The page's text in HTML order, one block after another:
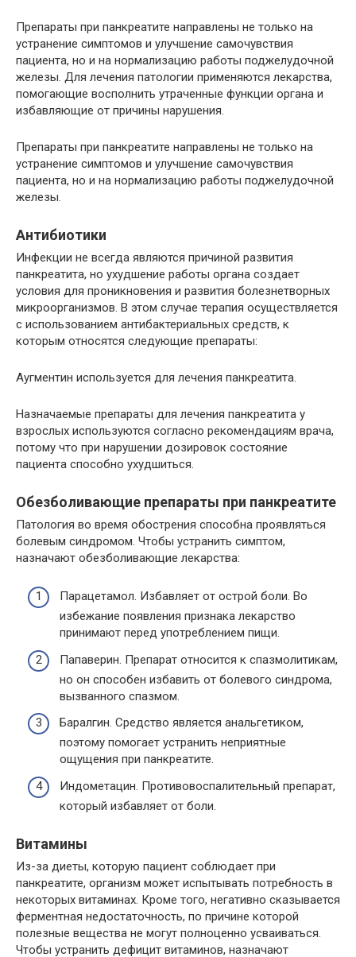
Препараты при панкреатите направлены не только на
устранение симптомов и улучшение самочувствия
пациента, но и на нормализацию работы поджелудочной
железы. Для лечения патологии применяются лекарства,
помогающие восполнить утраченные функции органа и
избавляющие от причины нарушения.
Препараты при панкреатите направлены не только на
устранение симптомов и улучшение самочувствия
пациента, но и на нормализацию работы поджелудочной
железы.
Антибиотики
Инфекции не всегда являются причиной развития
панкреатита, но ухудшение работы органа создает
условия для проникновения и развития болезнетворных
микроорганизмов. В этом случае терапия осуществляется
с использованием антибактериальных средств, к
которым относятся следующие препараты:
Аугментин используется для лечения панкреатита.
Назначаемые препараты для лечения панкреатита у
взрослых используются согласно рекомендациям врача,
потому что при нарушении дозировок состояние
пациента способно ухудшиться.
Обезболивающие препараты при панкреатите
Патология во время обострения способна проявляться
болевым синдромом. Чтобы устранить симптом,
назначают обезболивающие лекарства:
Парацетамол. Избавляет от острой боли. Во
избежание появления признака лекарство
принимают перед употреблением пищи.
Папаверин. Препарат относится к спазмолитикам,
но он способен избавить от болевого синдрома,
вызванного спазмом.
Баралгин. Средство является анальгетиком,
поэтому помогает устранить неприятные
ощущения при панкреатите.
Индометацин. Противовоспалительный препарат,
который избавляет от боли.
Витамины
Из-за диеты, которую пациент соблюдает при
панкреатите, организм может испытывать потребность в
некоторых витаминах. Кроме того, негативно сказывается
ферментная недостаточность, по причине которой
полезные вещества не могут полноценно усваиваться.
Чтобы устранить дефицит витаминов, назначают